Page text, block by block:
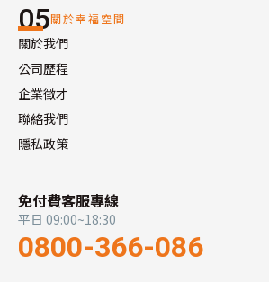
05關於幸福空間
關於我們
公司歷程
企業徵才
聯絡我們
隱私政策
免付費客服專線
平日 09:00~18:30
0800-366-086